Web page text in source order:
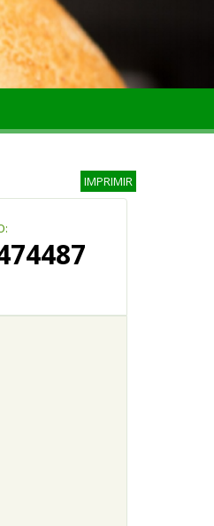
IMPRIMIR